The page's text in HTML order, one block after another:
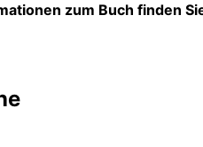
zum Buch finden